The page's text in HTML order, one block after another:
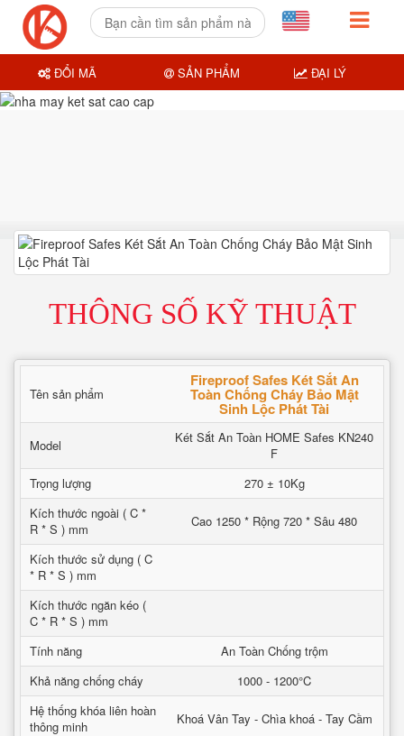
THÔNG SỐ KỸ THUẬT
Tên sản phẩm
Fireproof Safes Két Sắt An
Toàn Chống Cháy Bảo Mật
Sinh Lộc Phát Tài
Model
Két Sắt An Toàn HOME Safes KN240
F
Trọng lượng
270 ± 10Kg
Kích thước ngoài ( C *
R * S ) mm
Cao 1250 * Rộng 720 * Sâu 480
Kích thước sử dụng ( C
* R * S ) mm
Kích thước ngăn kéo (
C * R * S ) mm
Tính năng
An Toàn Chống trộm
Khả năng chống cháy
1000 - 1200°C
Hệ thống khóa liên hoàn
thông minh
Khoá Vân Tay - Chìa khoá - Tay Cầm
ĐỔI MÃ SẢN PHẨM ĐẠI LÝ